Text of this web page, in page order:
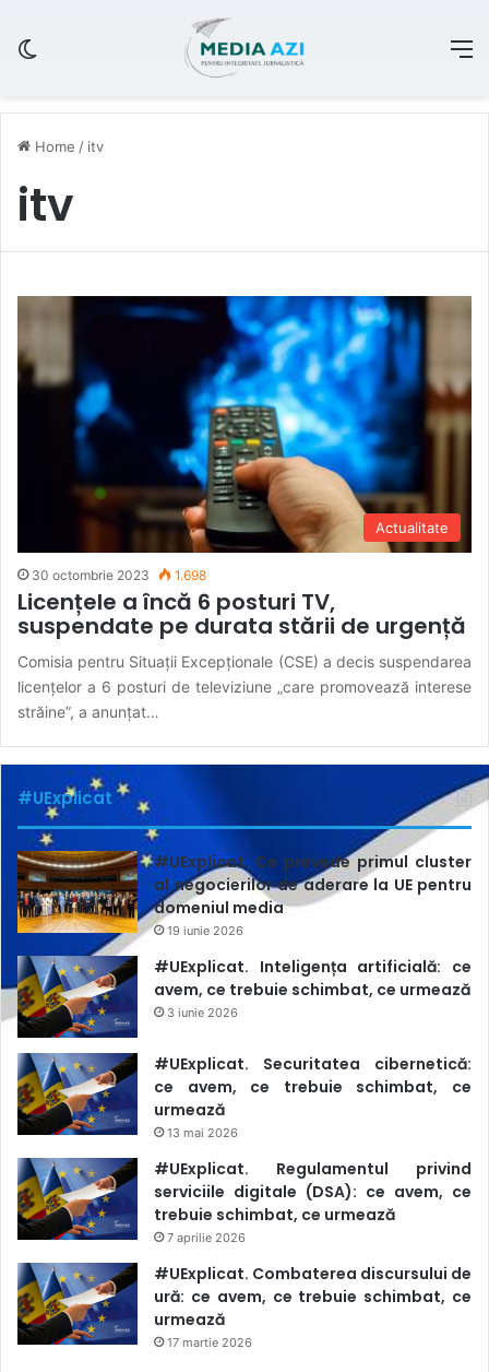
Home / itv
itv
Actualitate
30 octombrie 2023 1.698
Licențele a încă 6 posturi TV,
suspendate pe durata stării de urgență
Comisia pentru Situații Excepționale (CSE) a decis suspendarea
licențelor a 6 posturi de televiziune „care promovează interese
străine”, a anunțat…
#UExplicat
#UExplicat. Ce prevede primul cluster
al negocierilor de aderare la UE pentru
domeniul media
19 iunie 2026
#UExplicat. Inteligența artificială: ce
avem, ce trebuie schimbat, ce urmează
3 iunie 2026
#UExplicat. Securitatea cibernetică:
ce avem, ce trebuie schimbat, ce
urmează
13 mai 2026
#UExplicat. Regulamentul privind
serviciile digitale (DSA): ce avem, ce
trebuie schimbat, ce urmează
7 aprilie 2026
#UExplicat. Combaterea discursului de
ură: ce avem, ce trebuie schimbat, ce
urmează
17 martie 2026